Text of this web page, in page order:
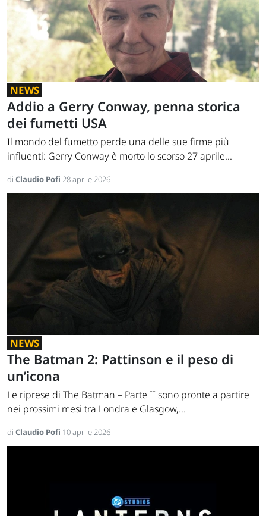
NEWS
Addio a Gerry Conway, penna storica
dei fumetti USA
Il mondo del fumetto perde una delle sue firme più
influenti: Gerry Conway è morto lo scorso 27 aprile...
di Claudio Pofi 28 aprile 2026
NEWS
The Batman 2: Pattinson e il peso di
un’icona
Le riprese di The Batman – Parte II sono pronte a partire
nei prossimi mesi tra Londra e Glasgow,...
di Claudio Pofi 10 aprile 2026